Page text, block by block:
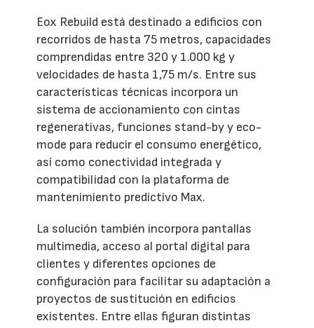
Eox Rebuild está destinado a edificios con
recorridos de hasta 75 metros, capacidades
comprendidas entre 320 y 1.000 kg y
velocidades de hasta 1,75 m/s. Entre sus
características técnicas incorpora un
sistema de accionamiento con cintas
regenerativas, funciones stand-by y eco-
mode para reducir el consumo energético,
así como conectividad integrada y
compatibilidad con la plataforma de
mantenimiento predictivo Max.
La solución también incorpora pantallas
multimedia, acceso al portal digital para
clientes y diferentes opciones de
configuración para facilitar su adaptación a
proyectos de sustitución en edificios
existentes. Entre ellas figuran distintas